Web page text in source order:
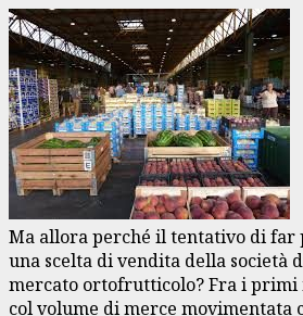
Ma allora perché il tentativo di far
una scelta di vendita della società
mercato ortofrutticolo? Fra i
col volume di merce movimentata